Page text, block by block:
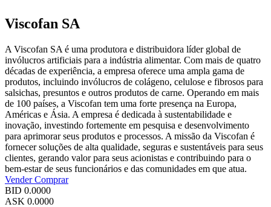
Viscofan SA
A Viscofan SA é uma produtora e distribuidora líder global de
invólucros artificiais para a indústria alimentar. Com mais de quatro
décadas de experiência, a empresa oferece uma ampla gama de
produtos, incluindo invólucros de colágeno, celulose e fibrosos para
salsichas, presuntos e outros produtos de carne. Operando em mais
de 100 países, a Viscofan tem uma forte presença na Europa,
Américas e Ásia. A empresa é dedicada à sustentabilidade e
inovação, investindo fortemente em pesquisa e desenvolvimento
para aprimorar seus produtos e processos. A missão da Viscofan é
fornecer soluções de alta qualidade, seguras e sustentáveis ​​para seus
clientes, gerando valor para seus acionistas e contribuindo para o
bem-estar de seus funcionários e das comunidades em que atua.
VenderComprar
BID 0.0000
ASK 0.0000